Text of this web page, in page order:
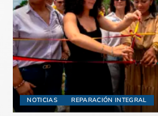
NOTICIAS REPARACIÓN INTEGRAL